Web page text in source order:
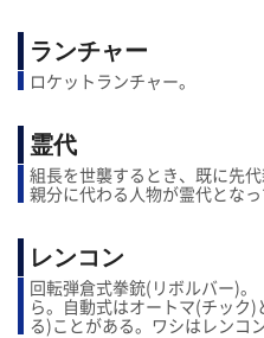
ランチャー
ロケットランチャー。
霊代
組長を世襲するとき、既に先
親分に代わる人物が霊代とな
レンコン
回転弾倉式拳銃(リボルバー)
ら。自動式はオートマ(チック
る)ことがある。ワシはレンコ